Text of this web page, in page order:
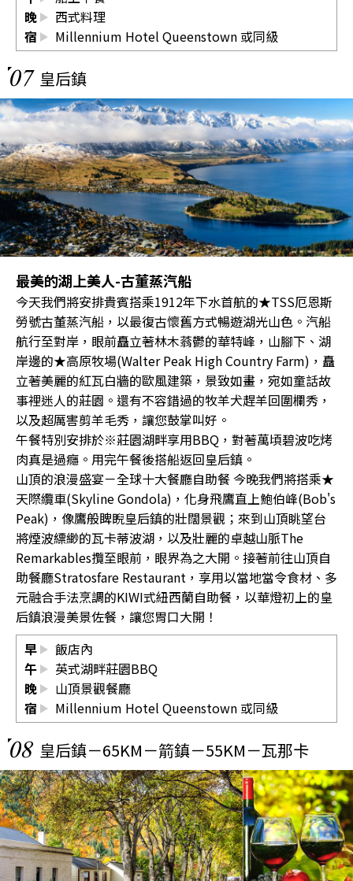
晚
西式料理
宿
Millennium Hotel Queenstown 或同級
07 皇后鎮
最美的湖上美人-古董蒸汽船
今天我們將安排貴賓搭乘1912年下水首航的★TSS厄恩斯
勞號古董蒸汽船，以最復古懷舊方式暢遊湖光山色。汽船
航行至對岸，眼前矗立著林木蓊鬱的華特峰，山腳下、湖
岸邊的★高原牧場(Walter Peak High Country Farm)，矗
立著美麗的紅瓦白牆的歐風建築，景致如畫，宛如童話故
事裡迷人的莊園。還有不容錯過的牧羊犬趕羊回圍欄秀，
以及超厲害剪羊毛秀，讓您鼓掌叫好。
午餐特別安排於※莊園湖畔享用BBQ，對著萬頃碧波吃烤
肉真是過癮。用完午餐後搭船返回皇后鎮。
山頂的浪漫盛宴－全球十大餐廳自助餐 今晚我們將搭乘★
天際纜車(Skyline Gondola)，化身飛鷹直上鮑伯峰(Bob's
Peak)，像鷹般睥睨皇后鎮的壯闊景觀；來到山頂眺望台
將煙波縹緲的瓦卡蒂波湖，以及壯麗的卓越山脈The
Remarkables攬至眼前，眼界為之大開。接著前往山頂自
助餐廳Stratosfare Restaurant，享用以當地當令食材、多
元融合手法烹調的KIWI式紐西蘭自助餐，以華燈初上的皇
后鎮浪漫美景佐餐，讓您胃口大開！
早
飯店內
午
英式湖畔莊園BBQ
晚
山頂景觀餐廳
宿
Millennium Hotel Queenstown 或同級
08 皇后鎮－65KM－箭鎮－55KM－瓦那卡